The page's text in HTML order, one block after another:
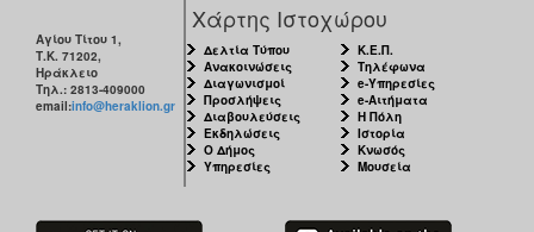
Αγίου Τίτου 1,
Τ.Κ. 71202,
Ηράκλειο
Τηλ.: 2813-409000
email:info@heraklion.gr
Χάρτης Ιστοχώρου
Δελτία Τύπου
Ανακοινώσεις
Διαγωνισμοί
Προσλήψεις
Διαβουλεύσεις
Εκδηλώσεις
Ο Δήμος
Υπηρεσίες
Κ.Ε.Π.
Τηλέφωνα
e-Υπηρεσίες
e-Αιτήματα
Η Πόλη
Ιστορία
Κνωσός
Μουσεία